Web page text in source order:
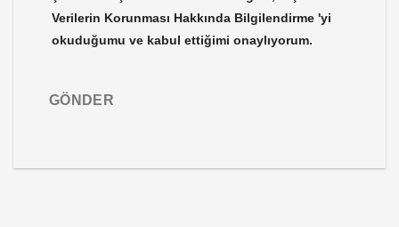
Verilerin Korunması Hakkında Bilgilendirme 'yi
okuduğumu ve kabul ettiğimi onaylıyorum.
GÖNDER